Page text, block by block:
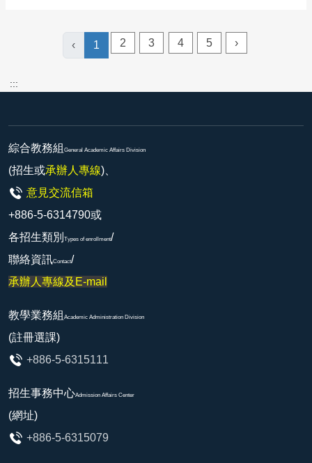
‹ 1 2 3 4 5 ›
:::
綜合教務組 General Academic Affairs Division
(招生或承辦人專線)、
意見交流信箱
+886-5-6314790或
各招生類別 Types of enrollment/
聯絡資訊Contact/
承辦人專線及E-mail
教學業務組 Academic Administration Division
(註冊選課)
+886-5-6315111
招生事務中心Admission Affairs Center
(網址)
+886-5-6315079